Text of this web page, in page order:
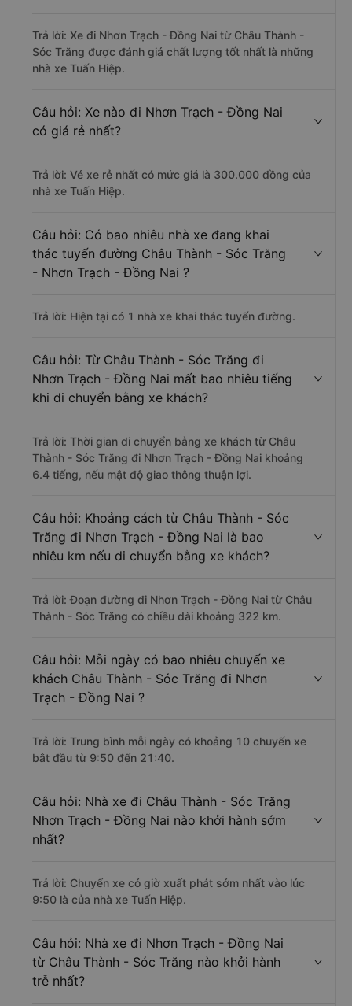
Trả lời: Xe đi Nhơn Trạch - Đồng Nai từ Châu Thành -
Sóc Trăng được đánh giá chất lượng tốt nhất là những
nhà xe Tuấn Hiệp.
Câu hỏi: Xe nào đi Nhơn Trạch - Đồng Nai
có giá rẻ nhất?
Trả lời: Vé xe rẻ nhất có mức giá là 300.000 đồng của
nhà xe Tuấn Hiệp.
Câu hỏi: Có bao nhiêu nhà xe đang khai
thác tuyến đường Châu Thành - Sóc Trăng
- Nhơn Trạch - Đồng Nai ?
Trả lời: Hiện tại có 1 nhà xe khai thác tuyến đường.
Câu hỏi: Từ Châu Thành - Sóc Trăng đi
Nhơn Trạch - Đồng Nai mất bao nhiêu tiếng
khi di chuyển bằng xe khách?
Trả lời: Thời gian di chuyển bằng xe khách từ Châu
Thành - Sóc Trăng đi Nhơn Trạch - Đồng Nai khoảng
6.4 tiếng, nếu mật độ giao thông thuận lợi.
Câu hỏi: Khoảng cách từ Châu Thành - Sóc
Trăng đi Nhơn Trạch - Đồng Nai là bao
nhiêu km nếu di chuyển bằng xe khách?
Trả lời: Đoạn đường đi Nhơn Trạch - Đồng Nai từ Châu
Thành - Sóc Trăng có chiều dài khoảng 322 km.
Câu hỏi: Mỗi ngày có bao nhiêu chuyến xe
khách Châu Thành - Sóc Trăng đi Nhơn
Trạch - Đồng Nai ?
Trả lời: Trung bình mỗi ngày có khoảng 10 chuyến xe
bắt đầu từ 9:50 đến 21:40.
Câu hỏi: Nhà xe đi Châu Thành - Sóc Trăng
Nhơn Trạch - Đồng Nai nào khởi hành sớm
nhất?
Trả lời: Chuyến xe có giờ xuất phát sớm nhất vào lúc
9:50 là của nhà xe Tuấn Hiệp.
Câu hỏi: Nhà xe đi Nhơn Trạch - Đồng Nai
từ Châu Thành - Sóc Trăng nào khởi hành
trễ nhất?